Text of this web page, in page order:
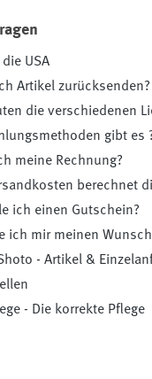
USA
Artikel zurücksenden?
die verschiedenen
gibt es
meine Rechnung?
berechnet
ich einen Gutschein?
ich mir meinen
- Artikel &
- Die korrekte Pflege